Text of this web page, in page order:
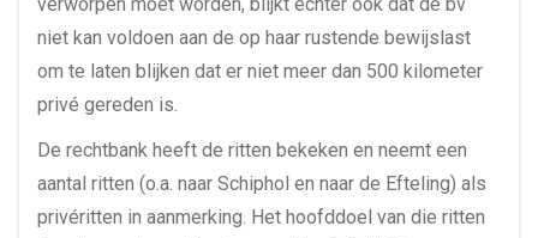
verworpen moet worden, blijkt echter ook dat de bv
niet kan voldoen aan de op haar rustende bewijslast
om te laten blijken dat er niet meer dan 500 kilometer
privé gereden is.
De rechtbank heeft de ritten bekeken en neemt een
aantal ritten (o.a. naar Schiphol en naar de Efteling) als
privéritten in aanmerking. Het hoofddoel van die ritten